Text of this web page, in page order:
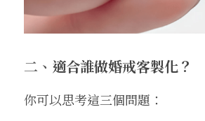
二、 適合誰做婚戒客製化？
你可以思考這三個問題：